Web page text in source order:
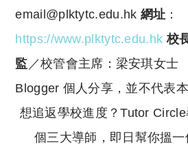
email@plktytc.edu.hk 網址 ：
https://www.plktytc.edu.hk 校
監 ／校管會主席：梁安琪女士
Blogger 個人分享，並不代表
想追返學校進度？Tutor
個三大導師，即日幫你搵一